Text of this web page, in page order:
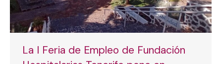
La I Feria de Empleo de Fundación